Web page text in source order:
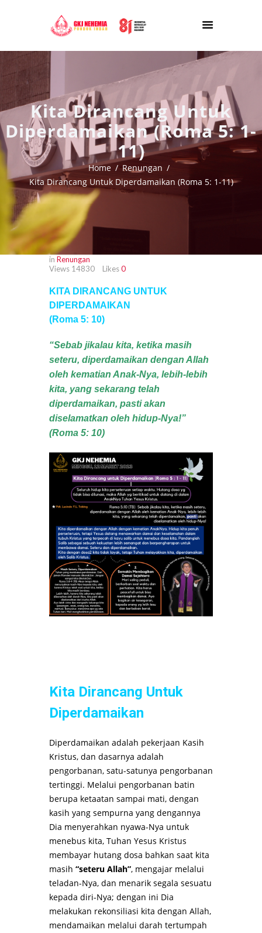
Kita Dirancang Untuk
Diperdamaikan (Roma 5: 1-
11)
Home
Renungan
Kita Dirancang Untuk Diperdamaikan (Roma 5: 1-11)
in Renungan
Views 14830 Likes0
KITA DIRANCANG UNTUK
DIPERDAMAIKAN
(Roma 5: 10)
“Sebab jikalau kita, ketika masih
seteru, diperdamaikan dengan Allah
oleh kematian Anak-Nya, lebih-lebih
kita, yang sekarang telah
diperdamaikan, pasti akan
diselamatkan oleh hidup-Nya!”
(Roma 5: 10)
Kita Dirancang Untuk
Diperdamaikan
Diperdamaikan adalah pekerjaan Kasih
Kristus, dan dasarnya adalah
pengorbanan, satu-satunya pengorbanan
tertinggi. Melalui pengorbanan batin
berupa ketaatan sampai mati, dengan
kasih yang sempurna yang dengannya
Dia menyerahkan nyawa-Nya untuk
menebus kita, Tuhan Yesus Kristus
membayar hutang dosa bahkan saat kita
masih “seteru Allah”, mengajar melalui
teladan-Nya, dan menarik segala sesuatu
kepada diri-Nya; dengan ini Dia
melakukan rekonsiliasi kita dengan Allah,
mendamaikan melalui darah tertumpah